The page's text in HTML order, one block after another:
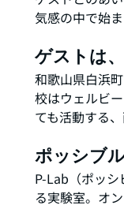
気感の中で始ま
ゲストは
和歌山県白浜
校はウェルビ
ても活動する
ポッシブ
P-Lab（ポッ
る実験室。オ